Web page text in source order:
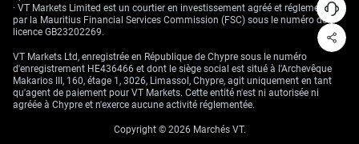
· VT Markets Limited est un courtier en investissement agréé et réglementé
par la Mauritius Financial Services Commission (FSC) sous le numéro de
licence GB23202269.
VT Markets Ltd, enregistrée en République de Chypre sous le numéro
d'enregistrement HE436466 et dont le siège social est situé à l'Archevêque
Makarios III, 160, étage 1, 3026, Limassol, Chypre, agit uniquement en tant
qu'agent de paiement pour VT Markets. Cette entité n'est ni autorisée ni
agréée à Chypre et n'exerce aucune activité réglementée.
Copyright © 2026 Marchés VT.